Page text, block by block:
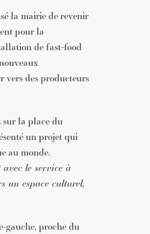
la mairie de revenir
pour la
de fast-food
vers des producteurs
sur la place du
un projet qui
au monde.
le service à
un espace culturel,
gauche, proche du